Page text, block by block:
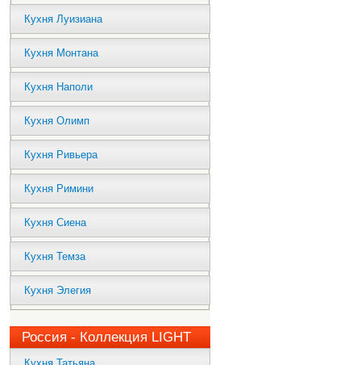
Кухня Луизиана
Кухня Монтана
Кухня Наполи
Кухня Олимп
Кухня Ривьера
Кухня Римини
Кухня Сиена
Кухня Темза
Кухня Элегия
Россия - Коллекция LIGHT